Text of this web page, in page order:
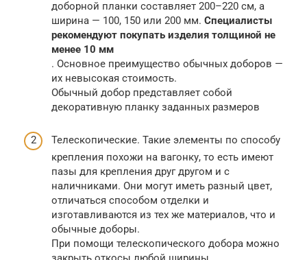
доборной планки составляет 200–220 см, а
ширина — 100, 150 или 200 мм. Специалисты
рекомендуют покупать изделия толщиной не
менее 10 мм
. Основное преимущество обычных доборов —
их невысокая стоимость.
Обычный добор представляет собой
декоративную планку заданных размеров
Телескопические. Такие элементы по способу
крепления похожи на вагонку, то есть имеют
пазы для крепления друг другом и с
наличниками. Они могут иметь разный цвет,
отличаться способом отделки и
изготавливаются из тех же материалов, что и
обычные доборы.
При помощи телескопического добора можно